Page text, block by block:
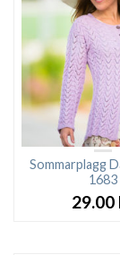
Sommarplagg
1683
29.00